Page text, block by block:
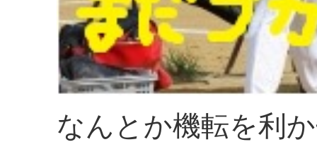
なんとか機転を利